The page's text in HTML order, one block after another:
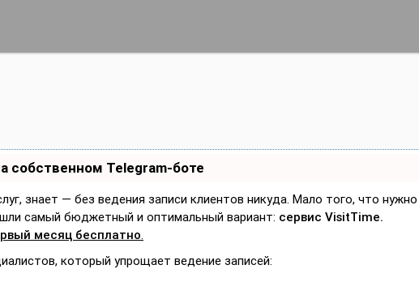
собственном Telegram-боте
знает — без ведения записи клиентов никуда. Мало того, что
самый бюджетный и оптимальный вариант: сервис VisitTime.
месяц бесплатно.
который упрощает ведение записей: